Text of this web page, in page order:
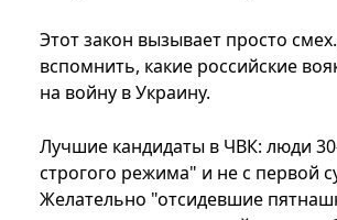
Этот закон вызывает просто
вспомнить, какие российские
на войну в Украину.
Лучшие кандидаты в ЧВК: люди
строгого режима" и не с первой
Желательно "отсидевшие